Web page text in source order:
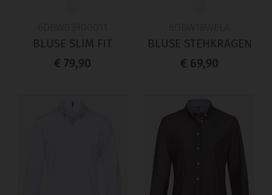
BLUSE SLIM FIT
€ 79,90
BLUSE STEHKRAGEN
€ 69,90